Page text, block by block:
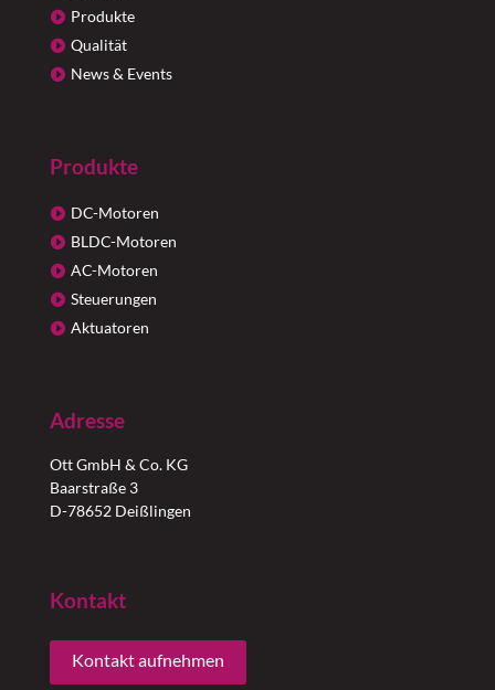
Produkte
Qualität
News & Events
Produkte
DC-Motoren
BLDC-Motoren
AC-Motoren
Steuerungen
Aktuatoren
Adresse
Ott GmbH & Co. KG
Baarstraße 3
D-78652 Deißlingen
Kontakt
Kontakt aufnehmen